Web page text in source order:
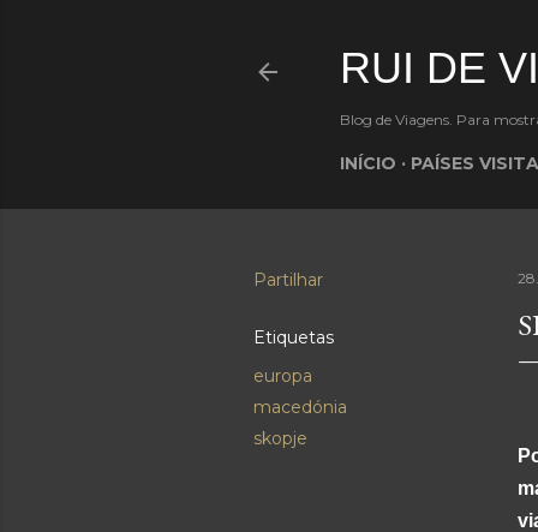
RUI DE
Blog de Viagens. Para
INÍCIO PAÍSES
Partilhar
Etiquetas
europa
macedónia
skopje